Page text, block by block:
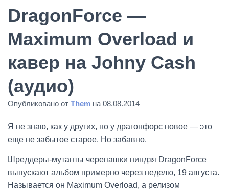
DragonForce —
Maximum Overload и
кавер на Johny Cash
(аудио)
Опубликовано от Them на 08.08.2014
Я не знаю, как у других, но у драгонфорс новое — это
еще не забытое старое. Но забавно.
Шреддеры-мутанты черепашки ниндзя DragonForce
выпускают альбом примерно через неделю, 19 августа.
Называется он Maximum Overload, а релизом